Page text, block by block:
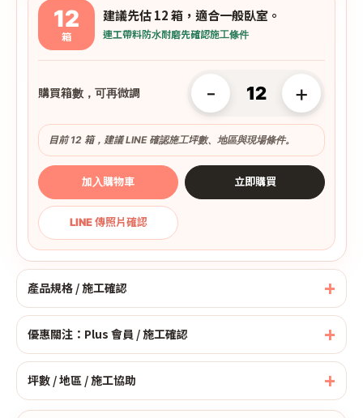
12
箱
建議先估 12 箱，適合一般臥室。
連工帶料防水耐磨先確認施工條件
購買箱數，可再微調 - +
目前 12 箱，建議 LINE 確認施工坪數、地區與現場條件。
加入購物車 立即購買
LINE 傳照片確認
產品規格 / 施工確認
優惠關注：Plus 會員 / 施工確認
坪數 / 地區 / 施工協助